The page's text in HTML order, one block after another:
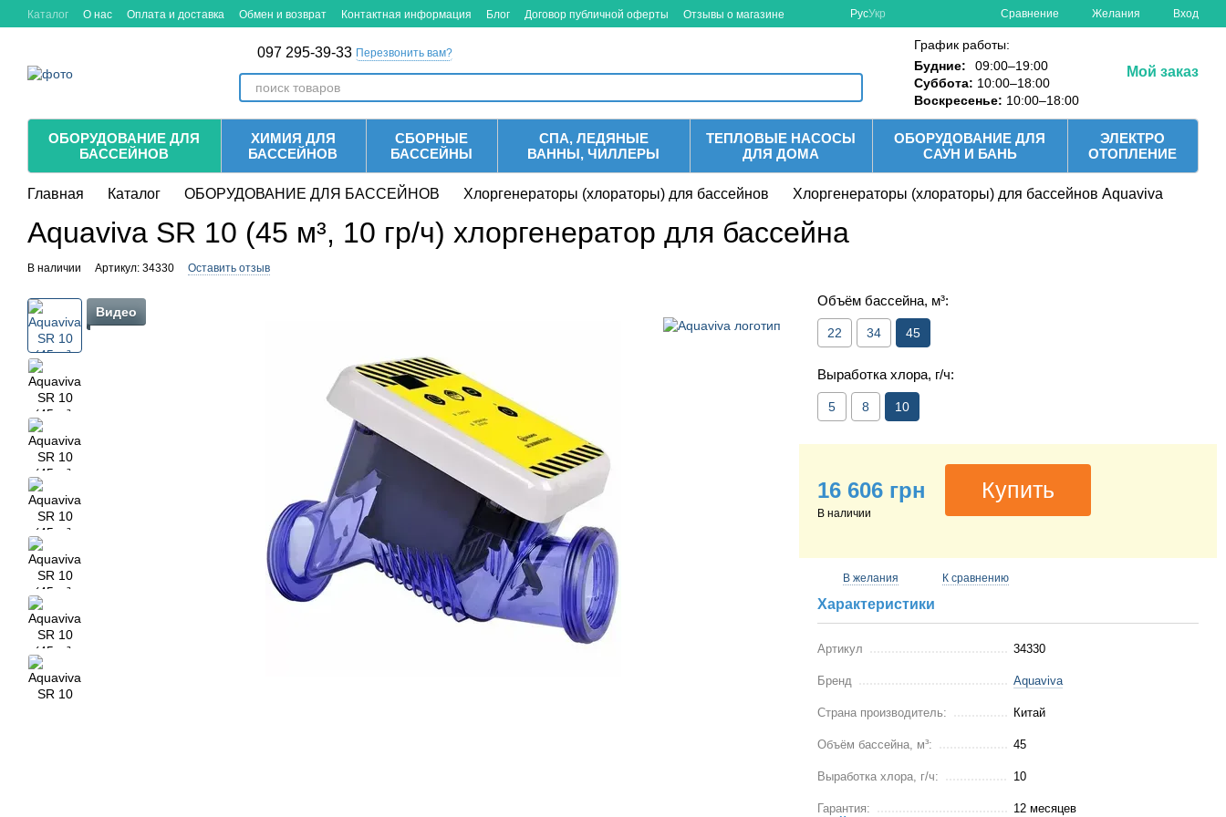
Перейти к основному контенту
Каталог О нас Оплата и доставка Обмен и возврат Контактная информация Блог Договор публичной оферты Отзывы о магазине РусУкр Сравнение Желания Вход
097 295-39-33 Перезвонить вам?
График работы:
Будние:
09:00–19:00
Суббота: 10:00–18:00
Воскресенье: 10:00–18:00
Мой заказ
ОБОРУДОВАНИЕ ДЛЯ
БАССЕЙНОВ
ХИМИЯ ДЛЯ
БАССЕЙНОВ
СБОРНЫЕ
БАССЕЙНЫ
СПА, ЛЕДЯНЫЕ
ВАННЫ, ЧИЛЛЕРЫ
ТЕПЛОВЫЕ НАСОСЫ
ДЛЯ ДОМА
ОБОРУДОВАНИЕ ДЛЯ
САУН И БАНЬ
ЭЛЕКТРО
ОТОПЛЕНИЕ
Главная Каталог ОБОРУДОВАНИЕ ДЛЯ БАССЕЙНОВ Хлоргенераторы (хлораторы) для бассейнов Хлоргенераторы (хлораторы) для бассейнов Aquaviva
Aquaviva SR 10 (45 м³, 10 гр/ч) хлоргенератор для бассейна
В наличии Артикул: 34330 Оставить отзыв
Видео
Объём бассейна, м³:
22 34 45
Выработка хлора, г/ч:
5 8 10
16 606 грн
В наличии
Купить
В желания К сравнению
Характеристики
Артикул 34330
Бренд Aquaviva
Страна производитель: Китай
Объём бассейна, м³: 45
Выработка хлора, г/ч: 10
Гарантия: 12 месяцев